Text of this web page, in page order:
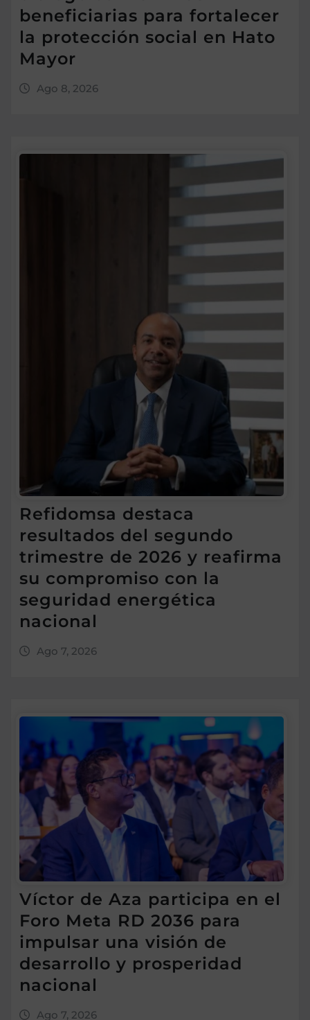
beneficiarias para fortalecer
la protección social en Hato
Mayor
Ago 8, 2026
Refidomsa destaca
resultados del segundo
trimestre de 2026 y reafirma
su compromiso con la
seguridad energética
nacional
Ago 7, 2026
Víctor de Aza participa en el
Foro Meta RD 2036 para
impulsar una visión de
desarrollo y prosperidad
nacional
Ago 7, 2026